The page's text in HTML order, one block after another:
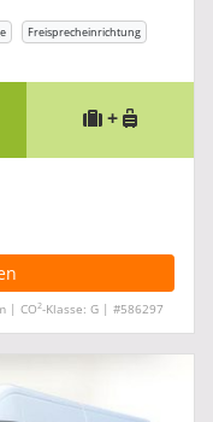
Freisprecheinrichtung
+
| CO2-Klasse: G | #586297